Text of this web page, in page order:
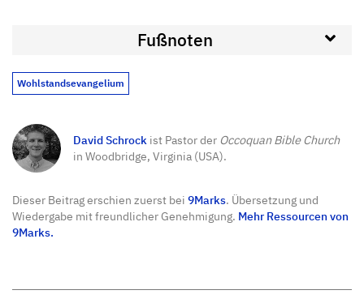
Fußnoten
Wohlstandsevangelium
David Schrock ist Pastor der Occoquan Bible Church
in Woodbridge, Virginia (USA).
Dieser Beitrag erschien zuerst bei 9Marks. Übersetzung und
Wiedergabe mit freundlicher Genehmigung. Mehr Ressourcen von
9Marks.